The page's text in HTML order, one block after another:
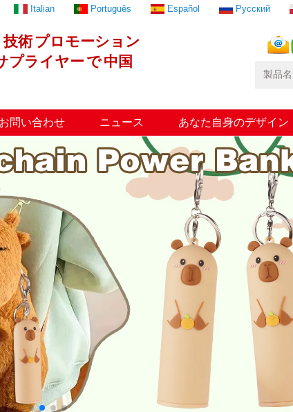
技術プロモーション
プライヤー で中国
Italian Português Español Русский
お問い合わせ ニュース あなた自身のデザイン